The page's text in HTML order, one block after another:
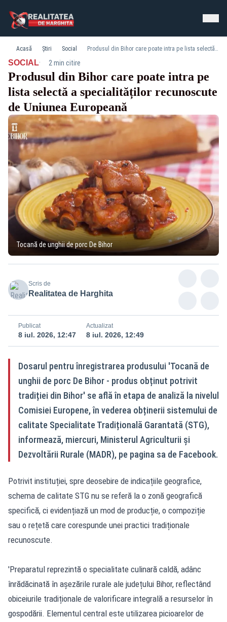
Acasă Știri Social Produsul din Bihor care poate intra pe lista selectă a specialităților recunoscute de Uniunea Europeană
SOCIAL· 2 min citire
Produsul din Bihor care poate intra pe
lista selectă a specialităților recunoscute
de Uniunea Europeană
Tocană de unghii de porc De Bihor
Scris de
Realitatea de Harghita
Publicat
8 iul. 2026, 12:47
Actualizat
8 iul. 2026, 12:49
Dosarul pentru înregistrarea produsului 'Tocană de
unghii de porc De Bihor - produs obținut potrivit
tradiției din Bihor' se află în etapa de analiză la nivelul
Comisiei Europene, în vederea obținerii sistemului de
calitate Specialitate Tradițională Garantată (STG),
informează, miercuri, Ministerul Agriculturii și
Dezvoltării Rurale (MADR), pe pagina sa de Facebook.
Potrivit instituției, spre deosebire de indicațiile geografice,
schema de calitate STG nu se referă la o zonă geografică
specifică, ci evidențiază un mod de producție, o compoziție
sau o rețetă care corespunde unei practici tradiționale
recunoscute.
'Preparatul reprezintă o specialitate culinară caldă, adânc
înrădăcinată în așezările rurale ale județului Bihor, reflectând
obiceiurile tradiționale de valorificare integrală a resurselor în
gospodării. Elementul central este utilizarea picioarelor de